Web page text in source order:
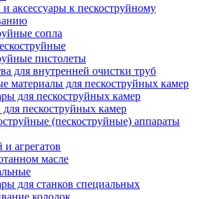
и аксессуары к пескоструйному
сопла
пистолеты
для внутренней очистки труб
материалы для пескоструйных камер
для пескоструйных камер
для пескоструйных камер
(пескоструйные) аппараты
агрегатов
масле
для станков специальных
колодок